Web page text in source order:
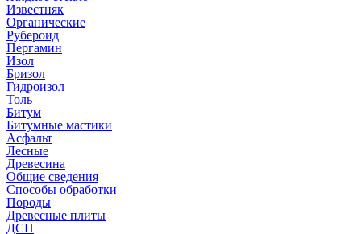
Известняк
Органические
Рубероид
Пергамин
Изол
Бризол
Гидроизол
Толь
Битум
Битумные мастики
Асфальт
Лесные
Древесина
Общие сведения
Способы обработки
Породы
Древесные плиты
ДСП